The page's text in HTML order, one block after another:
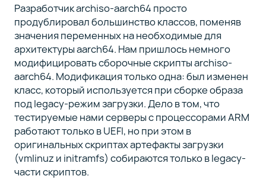
Разработчик archiso-aarch64 просто
продублировал большинство классов, поменяв
значения переменных на необходимые для
архитектуры aarch64. Нам пришлось немного
модифицировать сборочные скрипты archiso-
aarch64. Модификация только одна: был изменен
класс, который используется при сборке образа
под legacy-режим загрузки. Дело в том, что
тестируемые нами серверы с процессорами ARM
работают только в UEFI, но при этом в
оригинальных скриптах артефакты загрузки
(vmlinuz и initramfs) собираются только в legacy-
части скриптов.